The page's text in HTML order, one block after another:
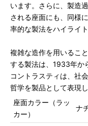
います。さらに、製造
される座面にも、同様
率的な製法をハイライト
複雑な造作を用いるこ
する製法は、1933年か
コントラスティは、社
哲学を製品として表現し
座面カラー（ラッ
カー）
ナ